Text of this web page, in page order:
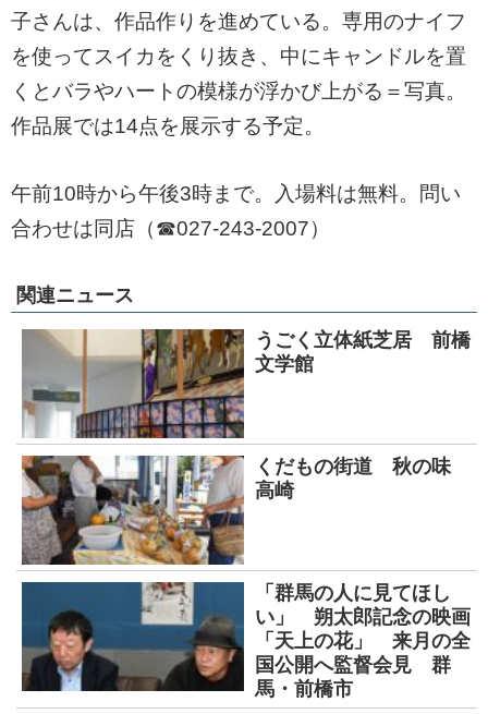
子さんは、作品作りを進めている。専用のナイフ
を使ってスイカをくり抜き、中にキャンドルを置
くとバラやハートの模様が浮かび上がる＝写真。
作品展では14点を展示する予定。
午前10時から午後3時まで。入場料は無料。問い
合わせは同店（☎027-243-2007）
関連ニュース
うごく立体紙芝居 前橋
文学館
くだもの街道 秋の味
高崎
「群馬の人に見てほし
い」 朔太郎記念の映画
「天上の花」 来月の全
国公開へ監督会見 群
馬・前橋市